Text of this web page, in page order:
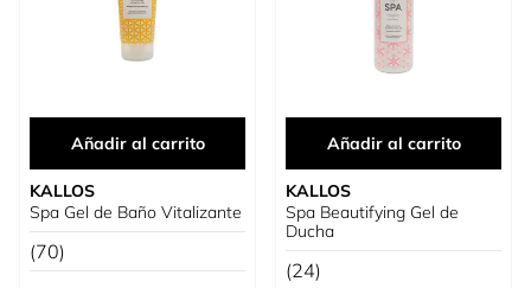
Añadir al carrito
KALLOS
Spa Gel de Baño Vitalizante
(70)
Añadir al carrito
KALLOS
Spa Beautifying Gel de
Ducha
(24)